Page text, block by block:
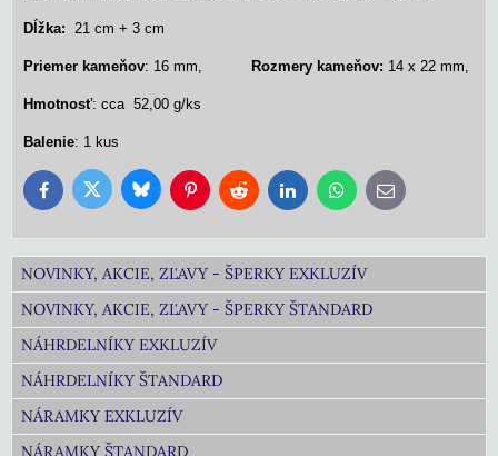
Dĺžka: 21 cm + 3 cm
Priemer kameňov: 16 mm, Rozmery kameňov: 14 x 22 mm,
Hmotnosť: cca 52,00 g/ks
Balenie: 1 kus
FacebookTwitter BlueskyPinterestReddit LinkedInWhatsApp
E-
mail
NOVINKY, AKCIE, ZĽAVY - ŠPERKY EXKLUZÍV
NOVINKY, AKCIE, ZĽAVY - ŠPERKY ŠTANDARD
NÁHRDELNÍKY EXKLUZÍV
NÁHRDELNÍKY ŠTANDARD
NÁRAMKY EXKLUZÍV
NÁRAMKY ŠTANDARD